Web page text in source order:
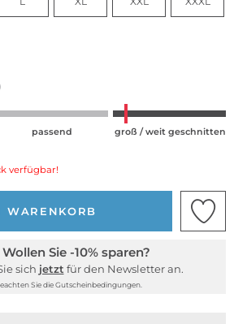
passend groß / weit geschnitten
verfügbar!
WARENKORB
Wollen Sie -10% sparen?
sich jetzt für den Newsletter an.
Sie die Gutscheinbedingungen.